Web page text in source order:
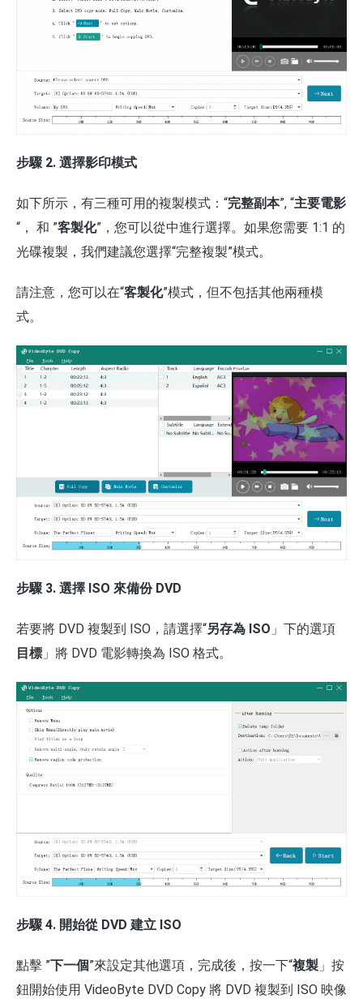
步驟 2. 選擇影印模式
如下所示，有三種可用的複製模式：“完整副本”, “主要電影
“， 和 ”客製化”，您可以從中進行選擇。如果您需要 1:1 的
光碟複製，我們建議您選擇“完整複製”模式。
請注意，您可以在“客製化”模式，但不包括其他兩種模
式。
步驟 3. 選擇 ISO 來備份 DVD
若要將 DVD 複製到 ISO，請選擇“另存為 ISO 」下的選項
目標 」將 DVD 電影轉換為 ISO 格式。
步驟 4. 開始從 DVD 建立 ISO
點擊 ”下一個”來設定其他選項，完成後，按一下“複製 」按
鈕開始使用 VideoByte DVD Copy 將 DVD 複製到 ISO 映像